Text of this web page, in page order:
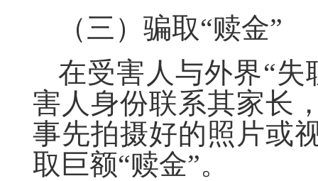
（三）骗取“赎金”
在受害人与外界“
害人身份联系其家长
事先拍摄好的照片或
取巨额“赎金”。